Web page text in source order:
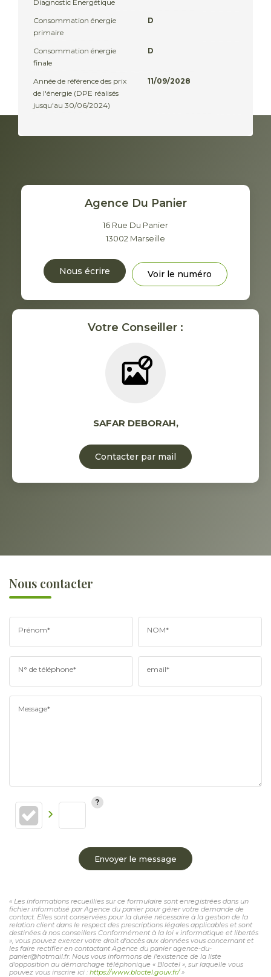
Diagnostic Energétique
Consommation énergie
primaire
D
Consommation énergie
finale
D
Année de référence des prix
de l'énergie (DPE réalisés
jusqu'au 30/06/2024)
11/09/2028
Agence Du Panier
16 Rue Du Panier
13002 Marseille
Nous écrire Voir le numéro
Votre Conseiller :
SAFAR DEBORAH,
Contacter par mail
Nous contacter
Prénom* NOM*
N° de téléphone* email*
Message*
Envoyer le message
« Les informations recueillies sur ce formulaire sont enregistrées dans un
fichier informatisé par Agence du panier pour gérer votre demande de
contact. Elles sont conservées pour la durée nécessaire à la gestion de la
relation client dans le respect des prescriptions légales applicables et sont
destinées à nos conseillers Conformément à la loi « informatique et libertés
», vous pouvez exercer votre droit d'accès aux données vous concernant et
les faire rectifier en contactant Agence du panier agence-du-
panier@hotmail.fr. Nous vous informons de l'existence de la liste
d'opposition au démarchage téléphonique « Bloctel », sur laquelle vous
pouvez vous inscrire ici : https://www.bloctel.gouv.fr/»